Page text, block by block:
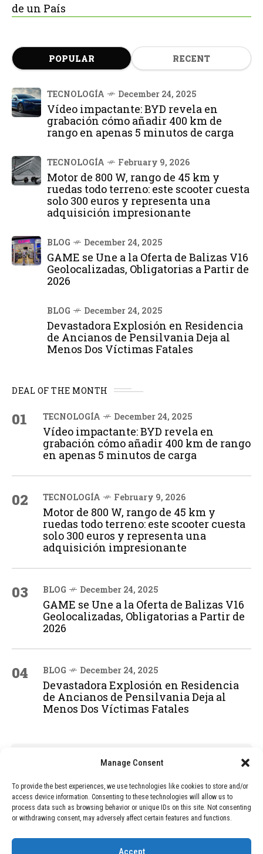
Manage Consent
To provide the best experiences, we use technologies like cookies to store and/or
access device information. Consenting to these technologies will allow us to
process data such as browsing behavior or unique IDs on this site. Not consenting
or withdrawing consent, may adversely affect certain features and functions.
Accept
de un País
POPULAR RECENT
TECNOLOGÍA December 24, 2025
Vídeo impactante: BYD revela en
grabación cómo añadir 400 km de
rango en apenas 5 minutos de carga
TECNOLOGÍA February 9, 2026
Motor de 800 W, rango de 45 km y
ruedas todo terreno: este scooter cuesta
solo 300 euros y representa una
adquisición impresionante
BLOG December 24, 2025
GAME se Une a la Oferta de Balizas V16
Geolocalizadas, Obligatorias a Partir de
2026
BLOG December 24, 2025
Devastadora Explosión en Residencia
de Ancianos de Pensilvania Deja al
Menos Dos Víctimas Fatales
DEAL OF THE MONTH
01 TECNOLOGÍA December 24, 2025
Vídeo impactante: BYD revela en
grabación cómo añadir 400 km de rango
en apenas 5 minutos de carga
02 TECNOLOGÍA February 9, 2026
Motor de 800 W, rango de 45 km y
ruedas todo terreno: este scooter cuesta
solo 300 euros y representa una
adquisición impresionante
03 BLOG December 24, 2025
GAME se Une a la Oferta de Balizas V16
Geolocalizadas, Obligatorias a Partir de
2026
04 BLOG December 24, 2025
Devastadora Explosión en Residencia
de Ancianos de Pensilvania Deja al
Menos Dos Víctimas Fatales